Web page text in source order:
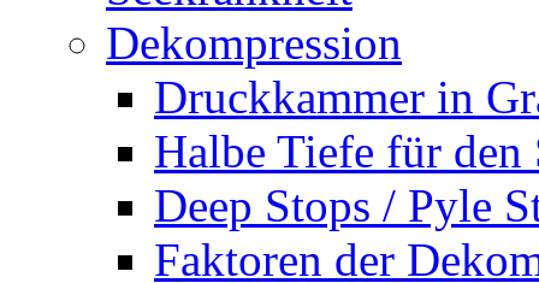
Dekompression
Druckkammer in
Halbe Tiefe für den
Deep Stops / Pyle
Faktoren der